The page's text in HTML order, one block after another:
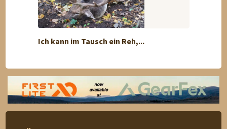
Ich kann im Tausch ein Reh,...